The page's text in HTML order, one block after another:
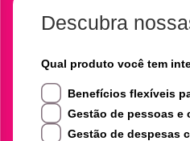
Descubra
Qual produto você tem
Benefícios flexíveis
Gestão de pessoas e
Gestão de despesas